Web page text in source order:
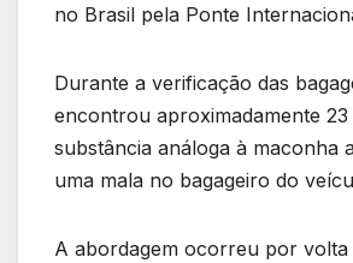
no Brasil pela Ponte
Durante a verificação das
encontrou aproximadamente 23
substância análoga à maconha
uma mala no bagageiro do
A abordagem ocorreu por volta